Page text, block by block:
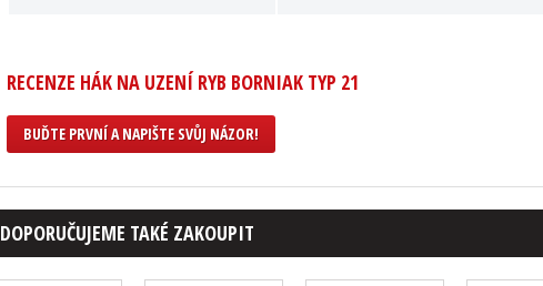
RECENZE HÁK NA UZENÍ RYB BORNIAK TYP 21
BUĎTE PRVNÍ A NAPIŠTE SVŮJ NÁZOR!
DOPORUČUJEME TAKÉ ZAKOUPIT